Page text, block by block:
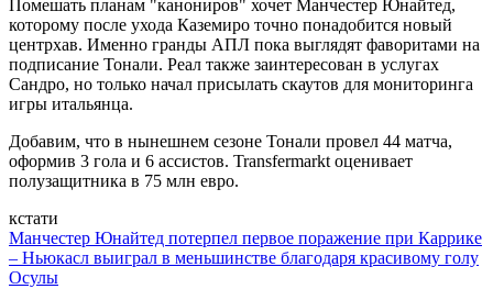
Помешать планам "канониров" хочет Манчестер Юнайтед,
которому после ухода Каземиро точно понадобится новый
центрхав. Именно гранды АПЛ пока выглядят фаворитами на
подписание Тонали. Реал также заинтересован в услугах
Сандро, но только начал присылать скаутов для мониторинга
игры итальянца.
Добавим, что в нынешнем сезоне Тонали провел 44 матча,
оформив 3 гола и 6 ассистов. Transfermarkt оценивает
полузащитника в 75 млн евро.
кстати
Манчестер Юнайтед потерпел первое поражение при Каррике
– Ньюкасл выиграл в меньшинстве благодаря красивому голу
Осулы